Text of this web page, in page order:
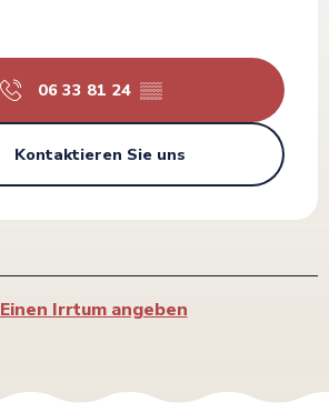
06 33 81 24 ▒▒
Kontaktieren Sie uns
Einen Irrtum angeben